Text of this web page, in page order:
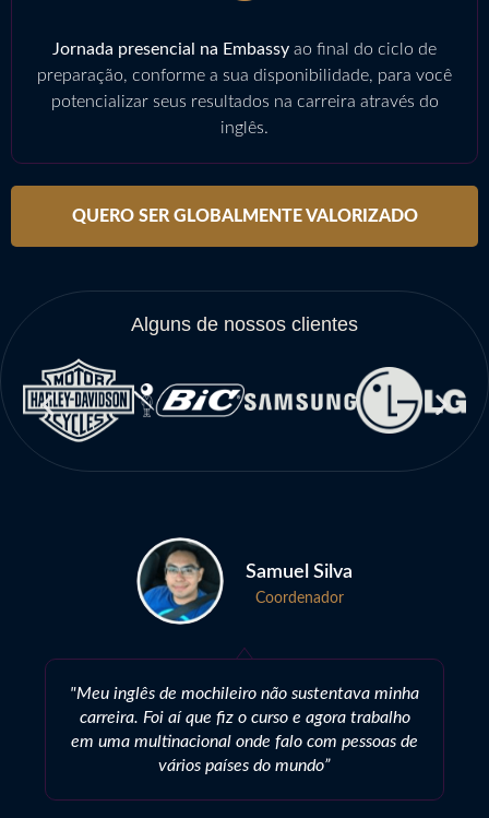
Jornada presencial na Embassy ao final do ciclo de
preparação, conforme a sua disponibilidade, para você
potencializar seus resultados na carreira através do
inglês.
QUERO SER GLOBALMENTE VALORIZADO
Alguns de nossos clientes
"Meu inglês de mochileiro não sustentava minha
carreira. Foi aí que fiz o curso e agora trabalho
em uma multinacional onde falo com pessoas de
vários países do mundo”
Samuel Silva
Coordenador